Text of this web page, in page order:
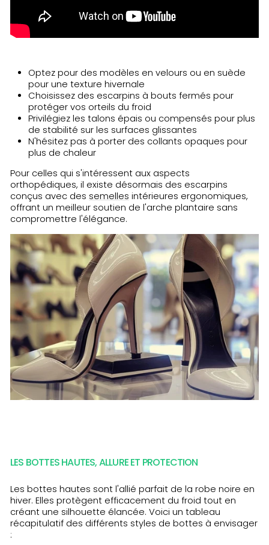
Optez pour des modèles en velours ou en suède
pour une texture hivernale
Choisissez des escarpins à bouts fermés pour
protéger vos orteils du froid
Privilégiez les talons épais ou compensés pour plus
de stabilité sur les surfaces glissantes
N'hésitez pas à porter des collants opaques pour
plus de chaleur
Pour celles qui s'intéressent aux aspects
orthopédiques, il existe désormais des escarpins
conçus avec des semelles intérieures ergonomiques,
offrant un meilleur soutien de l'arche plantaire sans
compromettre l'élégance.
LES BOTTES HAUTES, ALLURE ET PROTECTION
Les bottes hautes sont l'allié parfait de la robe noire en
hiver. Elles protègent efficacement du froid tout en
créant une silhouette élancée. Voici un tableau
récapitulatif des différents styles de bottes à envisager
: